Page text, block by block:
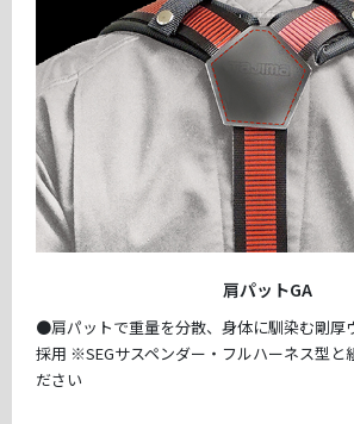
肩パットGA
●肩パットで重量を分散、身体に馴染む剛厚
採用 ※SEGサスペンダー・フルハーネス型と
ださい